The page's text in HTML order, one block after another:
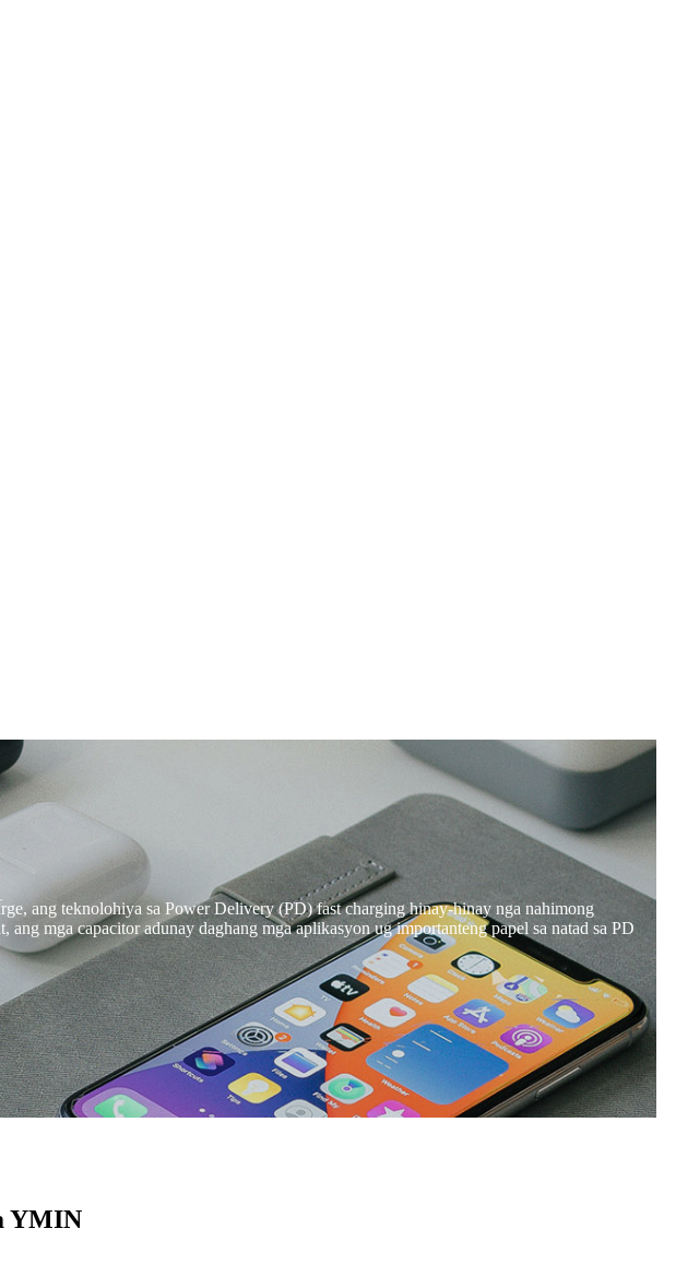
ang teknolohiya sa Power Delivery (PD) fast charging hinay-hinay nga nahimong
mga capacitor adunay daghang mga aplikasyon ug importanteng papel sa natad sa PD
YMIN